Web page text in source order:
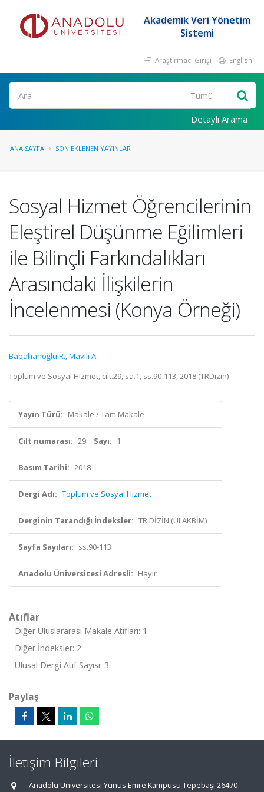
Akademik Veri Yönetim
Sistemi
Araştırmacı Girişi English
Ara
Detaylı Arama
ANA SAYFA SON EKLENEN YAYINLAR
Sosyal Hizmet Öğrencilerinin
Eleştirel Düşünme Eğilimleri
ile Bilinçli Farkındalıkları
Arasındaki İlişkilerin
İncelenmesi (Konya Örneği)
Babahanoğlu R.,Mavili A.
Toplum ve Sosyal Hizmet, cilt.29, sa.1, ss.90-113, 2018 (TRDizin)
Yayın Türü: Makale / Tam Makale
Cilt numarası: 29 Sayı: 1
Basım Tarihi: 2018
Dergi Adı: Toplum ve Sosyal Hizmet
Derginin Tarandığı İndeksler: TR DİZİN (ULAKBİM)
Sayfa Sayıları: ss.90-113
Anadolu Üniversitesi Adresli: Hayır
Atıflar
Diğer Uluslararası Makale Atıfları: 1
Diğer İndeksler: 2
Ulusal Dergi Atıf Sayısı: 3
Paylaş
İletişim Bilgileri
Anadolu Üniversitesi Yunus Emre Kampüsü Tepebaşı 26470